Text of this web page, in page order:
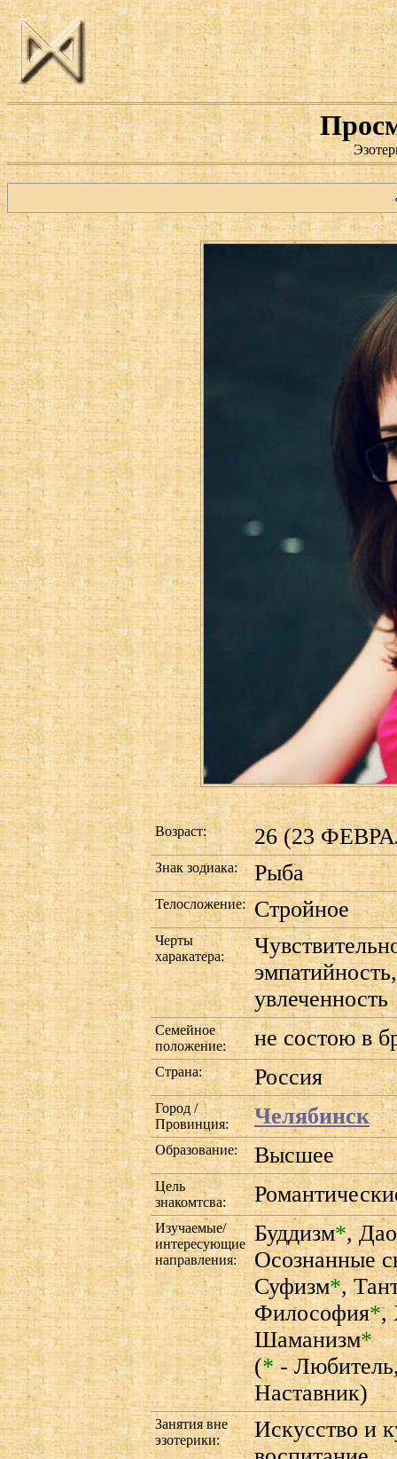
Возраст: 26 (23
Знак зодиака: Рыба
Телосложение: Стройное
Черты
харакатера:
увлеченность
Семейное
положение:
не состою в
Страна: Россия
Город /
Провинция:
Челябинск
Образование: Высшее
Цель
знакомтсва:
Изучаемые/
интересующие
направления:
Буддизм*,
Осознанные
Суфизм*,
Философия*,
Шаманизм*
(* -
Наставник)
Занятия вне
эзотерики:
Искусство и